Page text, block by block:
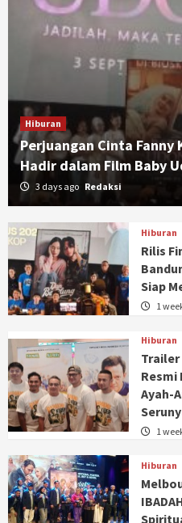
Hiburan
Perjuangan Cinta Fanny
Hadir dalam Film Baby
3 days ago Redaksi
Hiburan
Rilis
Siap
1
Hiburan
Trailer
Resmi
Ayah-
1
Hiburan